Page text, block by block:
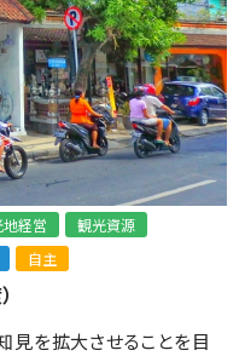
経営
観光資源
自主
見を拡大させることを目